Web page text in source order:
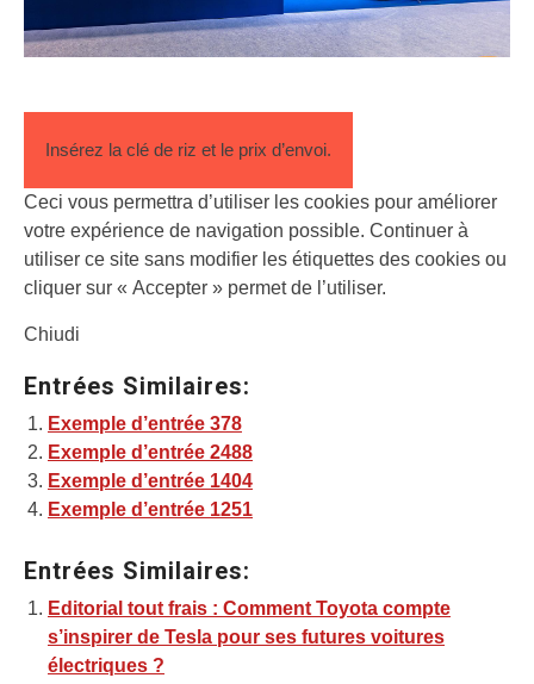
Insérez la clé de riz et le prix d’envoi.
Ceci vous permettra d’utiliser les cookies pour améliorer
votre expérience de navigation possible. Continuer à
utiliser ce site sans modifier les étiquettes des cookies ou
cliquer sur « Accepter » permet de l’utiliser.
Chiudi
Entrées Similaires:
Exemple d’entrée 378
Exemple d’entrée 2488
Exemple d’entrée 1404
Exemple d’entrée 1251
Entrées Similaires:
Editorial tout frais : Comment Toyota compte
s’inspirer de Tesla pour ses futures voitures
électriques ?